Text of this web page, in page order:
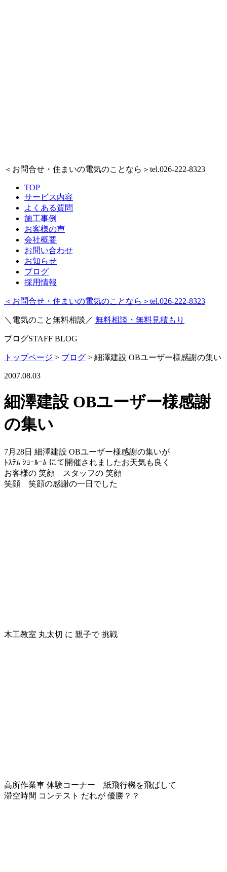
＜お問合せ・住まいの電気のことなら＞ tel.026-222-8323
TOP
サービス内容
よくある質問
施工事例
お客様の声
会社概要
お問い合わせ
お知らせ
ブログ
採用情報
＜お問合せ・住まいの電気のことなら＞ tel.026-222-8323
＼電気のこと無料相談／ 無料相談・無料見積もり
ブログSTAFF BLOG
トップページ > ブログ > 細澤建設 OBユーザー様感謝の集い
2007.08.03
細澤建設 OBユーザー様感謝
の集い
7月28日 細澤建設 OBユーザー様感謝の集いが
ﾄｽﾃﾑ ｼｮｰﾙｰﾑ にて開催されましたお天気も良く
お客様の 笑顔 スタッフの 笑顔
笑顔 笑顔の感謝の一日でした
木工教室 丸太切 に 親子で 挑戦
高所作業車 体験コーナー 紙飛行機を飛ばして
滞空時間 コンテスト だれが 優勝？？